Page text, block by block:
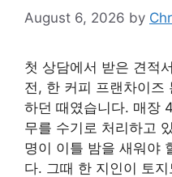
August 6, 2026 by
첫 상담에서 받은 견적
전, 한 커피 프랜차이즈
하던 때였습니다. 매장
무를 수기로 처리하고
명이 이틀 밤을 새워야
다. 그때 한 지인이 토